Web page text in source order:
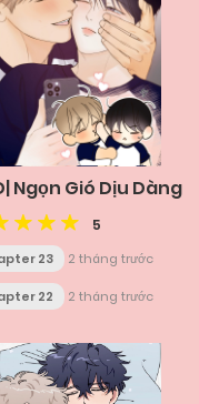
Ngọn Gió Dịu Dàng
5
23 2 tháng trước
22 2 tháng trước